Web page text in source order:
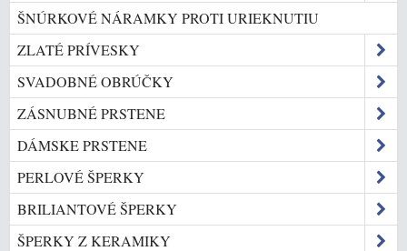
ŠNÚRKOVÉ NÁRAMKY PROTI URIEKNUTIU
ZLATÉ PRÍVESKY
SVADOBNÉ OBRÚČKY
ZÁSNUBNÉ PRSTENE
DÁMSKE PRSTENE
PERLOVÉ ŠPERKY
BRILIANTOVÉ ŠPERKY
ŠPERKY Z KERAMIKY